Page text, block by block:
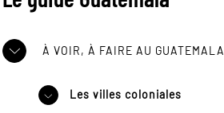
À VOIR, À FAIRE AU GUATEMALA
Les villes coloniales